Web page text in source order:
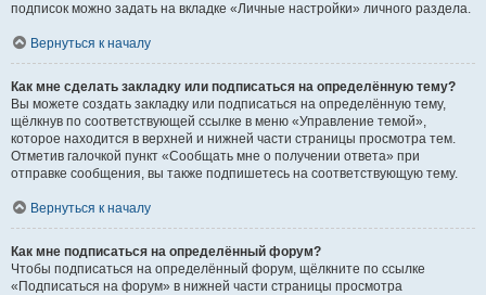
подписок можно задать на вкладке «Личные настройки» личного раздела.
Вернуться к началу
Как мне сделать закладку или подписаться на определённую тему?
Вы можете создать закладку или подписаться на определённую тему,
щёлкнув по соответствующей ссылке в меню «Управление темой»,
которое находится в верхней и нижней части страницы просмотра тем.
Отметив галочкой пункт «Сообщать мне о получении ответа» при
отправке сообщения, вы также подпишетесь на соответствующую тему.
Вернуться к началу
Как мне подписаться на определённый форум?
Чтобы подписаться на определённый форум, щёлкните по ссылке
«Подписаться на форум» в нижней части страницы просмотра